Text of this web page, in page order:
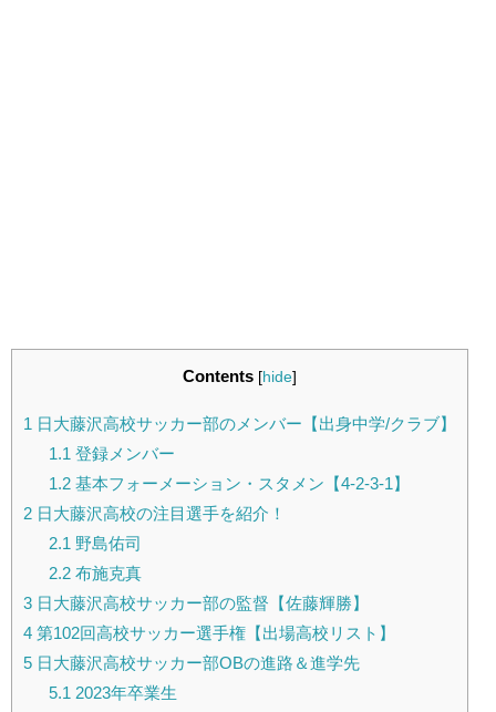
Contents [hide]
1 日大藤沢高校サッカー部のメンバー【出身中学/クラブ】
1.1 登録メンバー
1.2基本フォーメーション・スタメン【4-2-3-1】
2 日大藤沢高校の注目選手を紹介！
2.1 野島佑司
2.2布施克真
3 日大藤沢高校サッカー部の監督【佐藤輝勝】
4 第102回高校サッカー選手権【出場高校リスト】
5 日大藤沢高校サッカー部OBの進路＆進学先
5.1 2023年卒業生